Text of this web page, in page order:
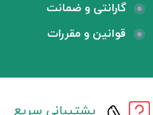
گارانتی و ضمانت
قوانین و مقررات
پشتیبانی سریع